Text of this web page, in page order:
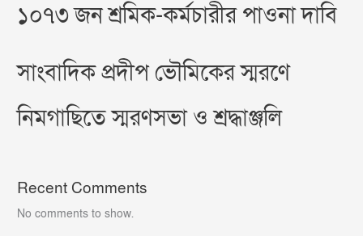
১০৭৩ জন শ্রমিক-কর্মচারীর পাওনা দাবি
সাংবাদিক প্রদীপ ভৌমিকের স্মরণে
নিমগাছিতে স্মরণসভা ও শ্রদ্ধাঞ্জলি
Recent Comments
No comments to show.